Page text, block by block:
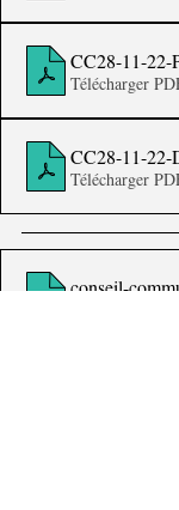
CC28-11-22-
Télécharger
CC28-11-22-
Télécharger
conseil-